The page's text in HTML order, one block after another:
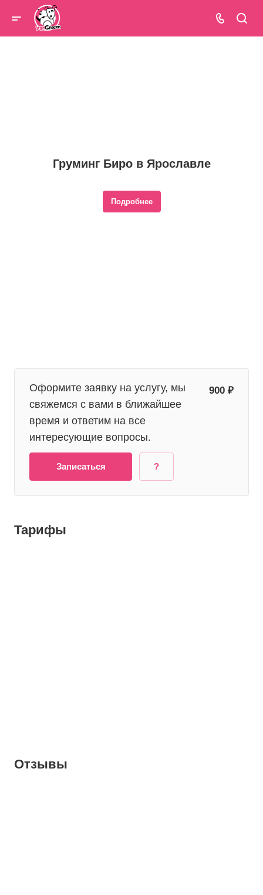
Груминг Биро в Ярославле
Подробнее
Оформите заявку на услугу, мы
свяжемся с вами в ближайшее
время и ответим на все
интересующие вопросы.
900 ₽
Записаться ?
Тарифы
Отзывы